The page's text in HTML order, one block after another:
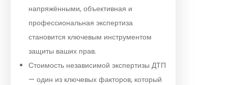
напряжёнными, объективная и
профессиональная экспертиза
становится ключевым инструментом
защиты ваших прав.
Стоимость независимой экспертизы ДТП
— один из ключевых факторов, который